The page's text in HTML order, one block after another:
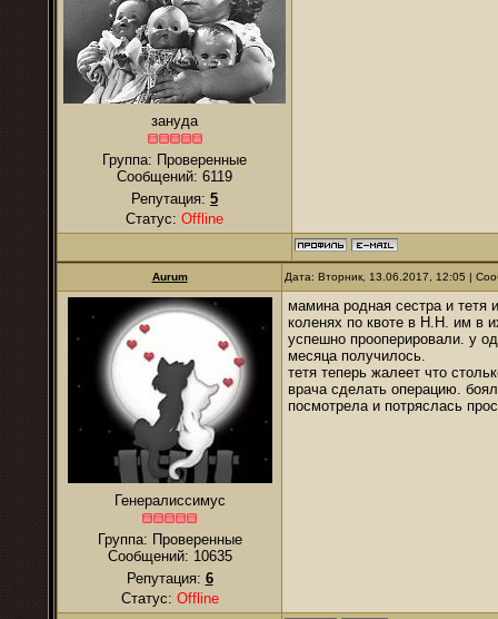
зануда
Группа: Проверенные
Сообщений: 6119
Репутация: 5
Статус: Offline
Aurum Дата: Вторник, 13.06.2017, 12:05 |
Генералиссимус
Группа: Проверенные
Сообщений: 10635
Репутация: 6
Статус: Offline
мамина родная сестра и тетя
коленях по квоте в Н.Н. им в
успешно прооперировали. у
месяца получилось.
тетя теперь жалеет что
врача сделать операцию.
посмотрела и потряслась